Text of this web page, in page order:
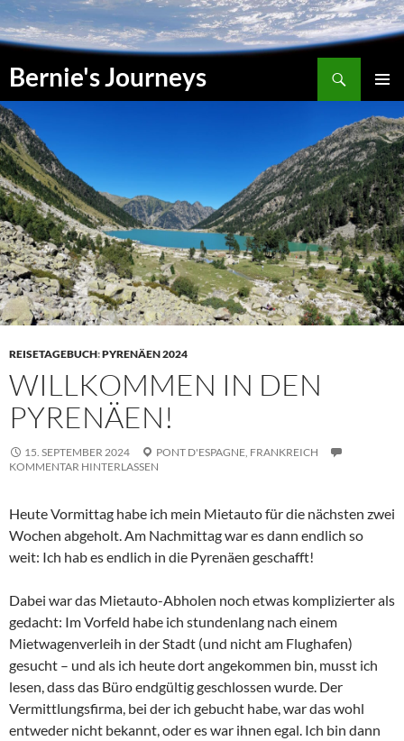
Zum
Inhalt
springen
Bernie's Journeys
Suchen
MENÜ
REISETAGEBUCH:PYRENÄEN 2024
WILLKOMMEN IN DEN
PYRENÄEN!
15. SEPTEMBER 2024 PONT D'ESPAGNE, FRANKREICH
KOMMENTAR HINTERLASSEN
Heute Vormittag habe ich mein Mietauto für die nächsten zwei
Wochen abgeholt. Am Nachmittag war es dann endlich so
weit: Ich hab es endlich in die Pyrenäen geschafft!
Dabei war das Mietauto-Abholen noch etwas komplizierter als
gedacht: Im Vorfeld habe ich stundenlang nach einem
Mietwagenverleih in der Stadt (und nicht am Flughafen)
gesucht – und als ich heute dort angekommen bin, musst ich
lesen, dass das Büro endgültig geschlossen wurde. Der
Vermittlungsfirma, bei der ich gebucht habe, war das wohl
entweder nicht bekannt, oder es war ihnen egal. Ich bin dann